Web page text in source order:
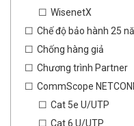
WisenetX
Chế độ bảo hành 25
Chống hàng giả
Chương trình Partner
CommScope
Cat 5e U/UTP
Cat 6 U/UTP